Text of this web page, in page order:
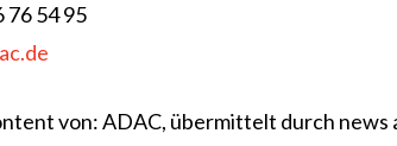
76 54 95
von: ADAC, übermittelt durch news